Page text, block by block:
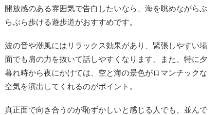
開放感のある雰囲気で告白したいなら、海を眺めながらぶ
らぶら歩ける遊歩道がおすすめです。
波の音や潮風にはリラックス効果があり、緊張しやすい場
面でも肩の力を抜いて話しやすくなります。また、特に夕
暮れ時から夜にかけては、空と海の景色がロマンチックな
空気を演出してくれるのがポイント。
真正面で向き合うのが恥ずかしいと感じる人でも、並んで